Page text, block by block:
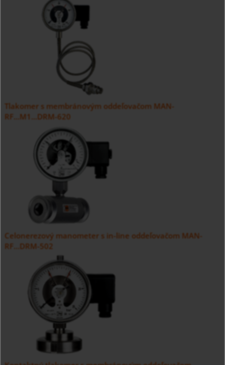
Tlakomer s membránovým oddeľovačom MAN-
RF...M1...DRM-620
Celonerezový manometer s in-line oddeľovačom MAN-
RF...DRM-502